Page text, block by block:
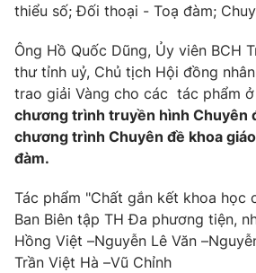
thiểu số; Đối thoại - Toạ đàm;
Ông Hồ Quốc Dũng, Ủy viên BCH
thư tỉnh uỷ, Chủ tịch Hội đồng
trao giải Vàng cho các tác phẩm
chương trình truyền hình Chuyên
chương trình Chuyên đề khoa
đàm.
Tác phẩm "Chất gắn kết khoa học
Ban Biên tập TH Đa phương tiện,
Hồng Việt –Nguyễn Lê Văn
Trần Việt Hà –Vũ Chỉnh